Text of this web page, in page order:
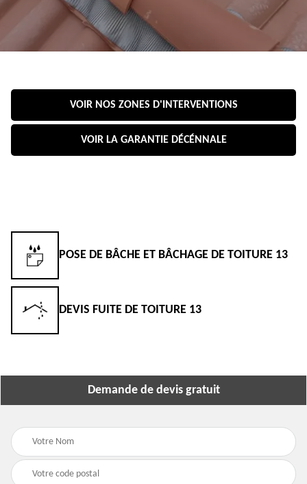
VOIR NOS ZONES D'INTERVENTIONS
VOIR LA GARANTIE DÉCÉNNALE
POSE DE BÂCHE ET BÂCHAGE DE TOITURE 13
DEVIS FUITE DE TOITURE 13
Demande de devis gratuit